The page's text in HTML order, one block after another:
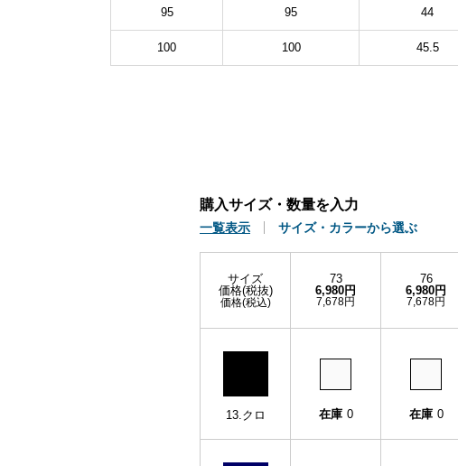
95 95 44
100 100 45.5
購入サイズ・数量を入力
一覧表示 サイズ・カラーから選ぶ
サイズ
価格(税抜)
価格(税込)
73
6,980円
7,678円
76
6,980円
7,678円
13.クロ 在庫 0 在庫 0